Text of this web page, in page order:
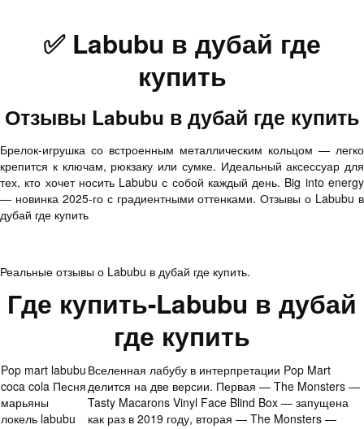
✅ Labubu в дубай где
купить
Отзывы Labubu в дубай где купить
Брелок-игрушка со встроенным металлическим кольцом — легко
крепится к ключам, рюкзаку или сумке. Идеальный аксессуар для
тех, кто хочет носить Labubu с собой каждый день. Big into energy
— новинка 2025-го с градиентными оттенками. Отзывы о Labubu в
дубай где купить
Реальные отзывы о Labubu в дубай где купить.
Где купить-Labubu в дубай
где купить
Pop mart labubu
coca cola Песня
марьяны
локель labubu
Вселенная лабубу в интерпретации Pop Mart
делится на две версии. Первая — The Monsters —
Tasty Macarons Vinyl Face Blind Box — запущена
как раз в 2019 году, вторая — The Monsters —